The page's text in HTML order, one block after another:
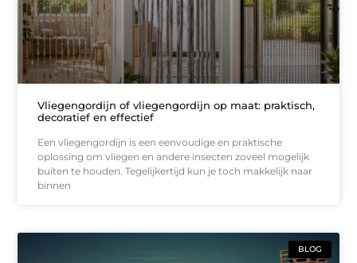
Vliegengordijn of vliegengordijn op maat: praktisch,
decoratief en effectief
Een vliegengordijn is een eenvoudige en praktische
oplossing om vliegen en andere insecten zoveel mogelijk
buiten te houden. Tegelijkertijd kun je toch makkelijk naar
binnen
BLOG